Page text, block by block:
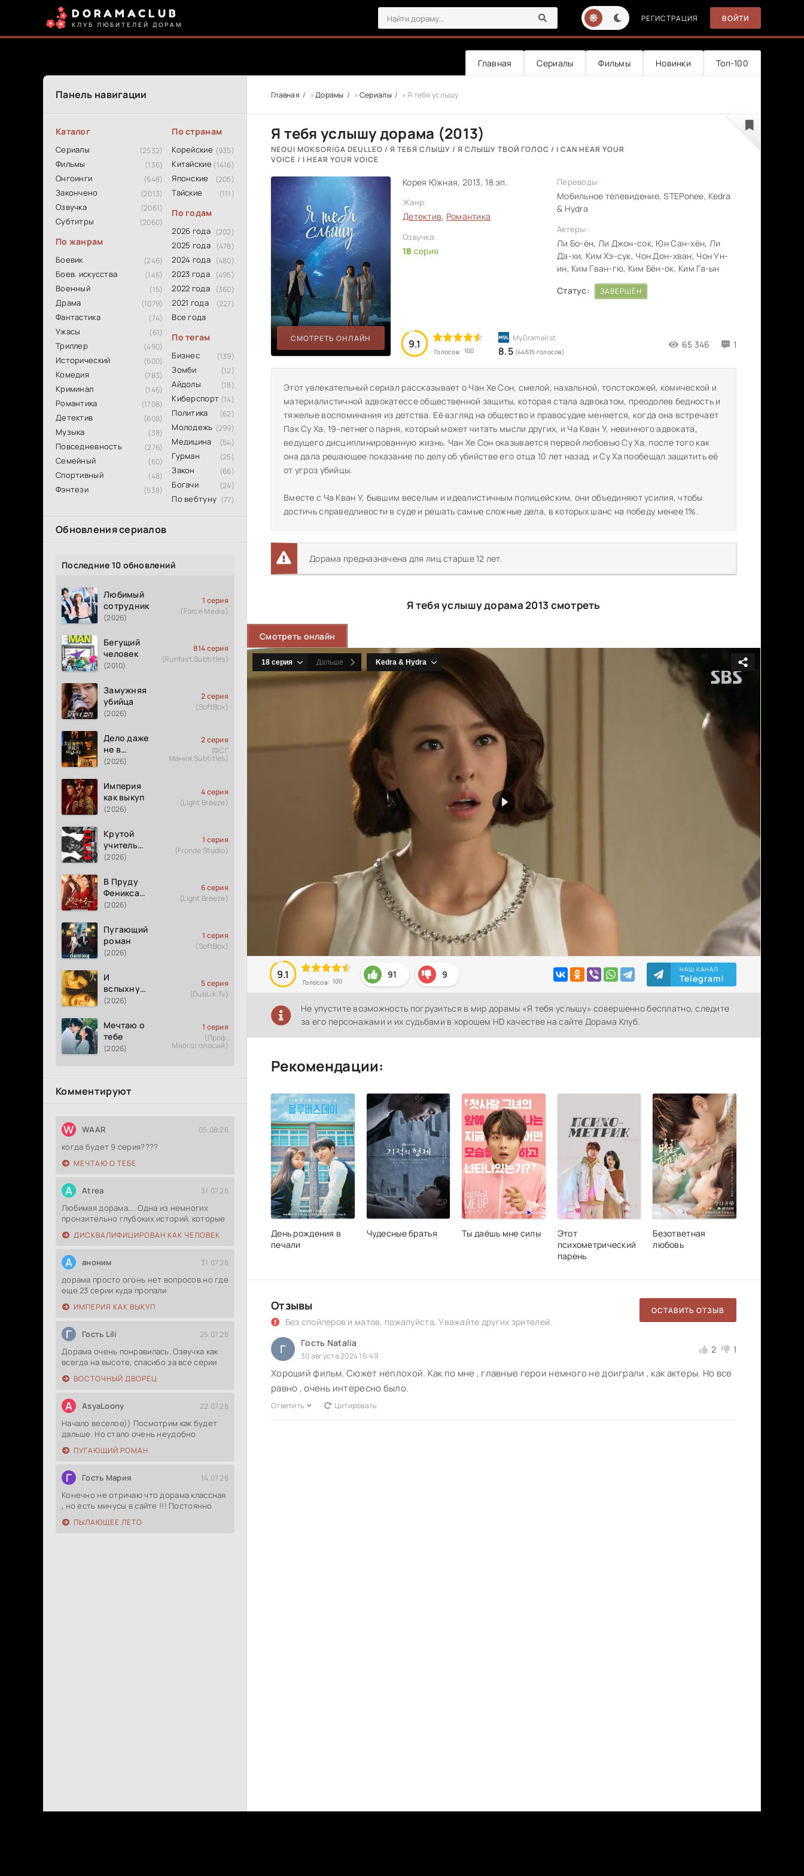
DORAMACLUB
КЛУБ ЛЮБИТЕЛЕЙ ДОРАМ
РЕГИСТРАЦИЯ ВОЙТИ
Главная Сериалы Фильмы Новинки Топ-100
Панель навигации
Каталог
Сериалы (2532)
Фильмы (136)
Онгоинги (648)
Закончено (2013)
Озвучка (2061)
Субтитры (2060)
По жанрам
Боевик (246)
Боев. искусства (146)
Военный (15)
Драма (1079)
Фантастика (74)
Ужасы (61)
Триллер (490)
Исторический (600)
Комедия (783)
Криминал (146)
Романтика (1708)
Детектив (608)
Музыка (38)
Повседневность (276)
Семейный (60)
Спортивный (48)
Фэнтези (538)
По странам
Корейские (935)
Китайские (1416)
Японские (205)
Тайские (111)
По годам
2026 года (202)
2025 года (478)
2024 года (480)
2023 года (495)
2022 года (360)
2021 года (227)
Все года
По тегам
Бизнес (139)
Зомби (12)
Айдолы (18)
Киберспорт (14)
Политика (62)
Молодежь (299)
Медицина (54)
Гурман (25)
Закон (66)
Богачи (24)
По вебтуну (77)
Обновления сериалов
Последние 10 обновлений
Любимый
сотрудник
(2026)
1 серия
(Force Media)
Бегущий
человек
(2010)
814 серия
(Runfast.Subtitles)
Замужняя
убийца
(2026)
2 серия
(SoftBox)
Дело даже
не в
измене
(2026)
2 серия
(ФСГ
Мания.Subtitles)
Империя
как выкуп
(2026)
4 серия
(Light Breeze)
Крутой
учитель
Онидзука
(2026)
(2026)
1 серия
(Fronda Studio)
В Пруду
Феникса
рождается
(2026)
6 серия
(Light Breeze)
Пугающий
роман
(2026)
1 серия
(SoftBox)
И
вспыхнуло
пламя
(2026)
5 серия
(DubLik.Tv)
Мечтаю о
тебе
(2026)
1 серия
(Проф.
Многоголосый)
Комментируют
W WAAR 05.08.26
когда будет 9 серия????
МЕЧТАЮ О ТЕБЕ
A Atrea 31.07.26
Любимая дорама.... Одна из немногих
пронзительно глубоких историй, которые
ДИСКВАЛИФИЦИРОВАН КАК ЧЕЛОВЕК
А аноним 31.07.26
дорама просто огонь нет вопросов но где
еще 23 серии куда пропали
ИМПЕРИЯ КАК ВЫКУП
Г Гость Lili 25.07.26
Дорама очень понравилась. Озвучка как
всегда на высоте, спасибо за все серии
ВОСТОЧНЫЙ ДВОРЕЦ
A AsyaLoony 22.07.26
Начало веселое)) Посмотрим как будет
дальше. Но стало очень неудобно
ПУГАЮЩИЙ РОМАН
Г Гость Мария 14.07.26
Конечно не отричаю что дорама классная
, но есть минусы в сайте !!! Постоянно
ПЫЛАЮЩЕЕ ЛЕТО
Главная »Дорамы » Сериалы » Я тебя услышу
Я тебя услышу дорама (2013)
NEOUI MOKSORIGA DEULLEO / Я ТЕБЯ СЛЫШУ / Я СЛЫШУ ТВОЙ ГОЛОС / I CAN HEAR YOUR
VOICE / I HEAR YOUR VOICE
СМОТРЕТЬ ОНЛАЙН
Корея Южная, 2013, 18 эп.
Жанр:
Детектив, Романтика
Озвучка:
18 серия
9.1
Голосов: 100 8.5 (44615 голосов)
65 346 1
Переводы:
Мобильное телевидение, STEPonee, Kedra
& Hydra
Актеры:
Ли Бо-ён, Ли Джон-сок, Юн Сан-хён, Ли
Да-хи, Ким Хэ-сук, Чон Дон-хван, Чон Ун-
ин, Ким Гван-гю, Ким Бён-ок, Ким Га-ын
Статус:
ЗАВЕРШЁН
Этот увлекательный сериал рассказывает о Чан Хе Сон, смелой, нахальной, толстокожей, комической и
материалистичной адвокатессе общественной защиты, которая стала адвокатом, преодолев бедность и
тяжелые воспоминания из детства. Её взгляд на общество и правосудие меняется, когда она встречает
Пак Су Ха, 19-летнего парня, который может читать мысли других, и Ча Кван У, невинного адвоката,
ведущего дисциплинированную жизнь. Чан Хе Сон оказывается первой любовью Су Ха, после того как
она дала решающее показание по делу об убийстве его отца 10 лет назад, и Су Ха пообещал защитить её
от угроз убийцы.
Вместе с Ча Кван У, бывшим веселым и идеалистичным полицейским, они объединяют усилия, чтобы
достичь справедливости в суде и решать самые сложные дела, в которых шанс на победу менее 1%.
Дорама предназначена для лиц старше 12 лет.
Я тебя услышу дорама 2013 смотреть
Смотреть онлайн
9.1
Голосов: 100
91 9 НАШ КАНАЛ
Telegram!
Не упустите возможность погрузиться в мир дорамы «Я тебя услышу» совершенно бесплатно, следите
за его персонажами и их судьбами в хорошем HD качестве на сайте Дорама Клуб.
Рекомендации:
День рождения в
печали
Чудесные братья Ты даёшь мне силы
Этот
психометрический
парень
Безответная
любовь
Отзывы
Без спойлеров и матов, пожалуйста. Уважайте других зрителей.
ОСТАВИТЬ ОТЗЫВ
Г Гость Natalia
30 августа 2024 16:49
2 1
Хороший фильм. Сюжет неплохой. Как по мне , главные герои немного не доиграли , как актеры. Но все
равно , очень интересно было.
Ответить Цитировать